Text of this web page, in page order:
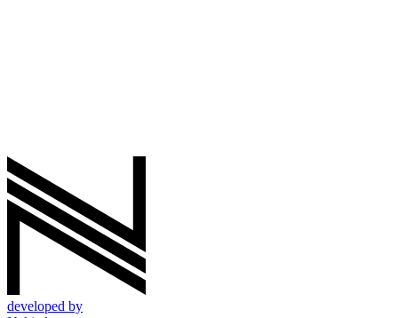
developed by